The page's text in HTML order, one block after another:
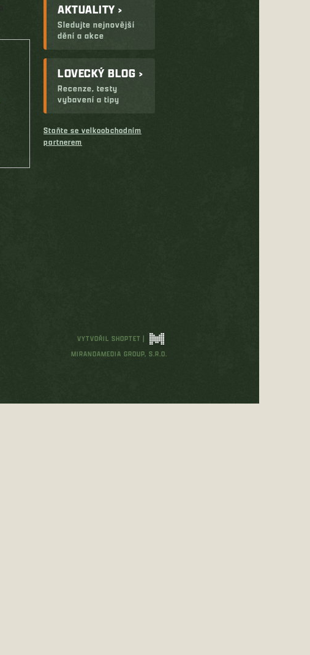
AKTUALITY ›
Sledujte nejnovější
dění a akce
LOVECKÝ BLOG ›
Recenze, testy
vybavení a tipy
Staňte se velkoobchodním
partnerem
VYTVOŘIL SHOPTET |
MIRANDAMEDIA GROUP, S.R.O.